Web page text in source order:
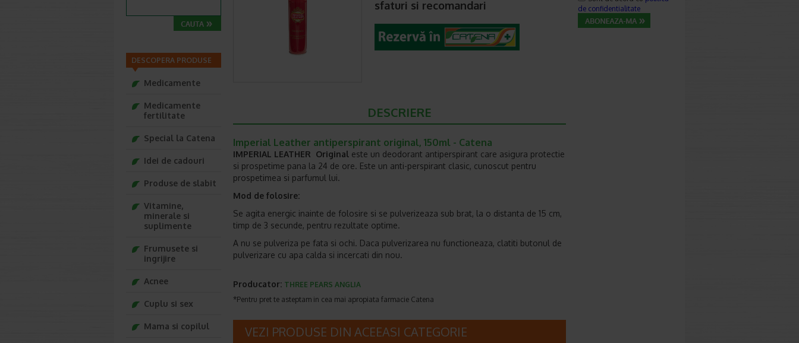
sfaturi si recomandari
DESCRIERE
Imperial Leather antiperspirant original, 150ml - Catena
IMPERIAL LEATHER Original este un deodorant antiperspirant care asigura protectie
si prospetime pana la 24 de ore. Este un anti-perspirant clasic, cunoscut pentru
prospetimea si parfumul lui.
Mod de folosire:
Se agita energic inainte de folosire si se pulverizeaza sub brat, la o distanta de 15 cm,
timp de 3 secunde, pentru rezultate optime.
A nu se pulveriza pe fata si ochi. Daca pulverizarea nu functioneaza, clatiti butonul de
pulverizare cu apa calda si incercati din nou.
Producator: THREE PEARS ANGLIA
*Pentru pret te asteptam in cea mai apropiata farmacie Catena
VEZI PRODUSE DIN ACEEASI CATEGORIE
DESCOPERA PRODUSE
Medicamente
Medicamente
fertilitate
Special la Catena
Idei de cadouri
Produse de slabit
Vitamine,
minerale si
suplimente
Frumusete si
ingrijire
Acnee
Cuplu si sex
Mama si copilul
de confidentialitate